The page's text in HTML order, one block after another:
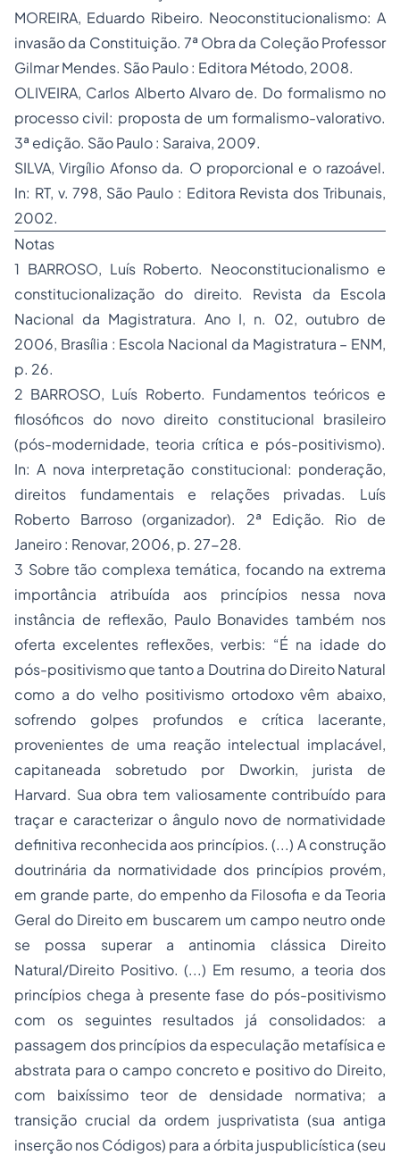
MOREIRA, Eduardo Ribeiro. Neoconstitucionalismo: A
invasão da Constituição. 7ª Obra da Coleção Professor
Gilmar Mendes. São Paulo : Editora Método, 2008.
OLIVEIRA, Carlos Alberto Alvaro de. Do formalismo no
processo civil: proposta de um formalismo-valorativo.
3ª edição. São Paulo : Saraiva, 2009.
SILVA, Virgílio Afonso da. O proporcional e o razoável.
In: RT, v. 798, São Paulo : Editora Revista dos Tribunais,
2002.
Notas
1 BARROSO, Luís Roberto. Neoconstitucionalismo e
constitucionalização do direito. Revista da Escola
Nacional da Magistratura. Ano I, n. 02, outubro de
2006, Brasília : Escola Nacional da Magistratura – ENM,
p. 26.
2 BARROSO, Luís Roberto. Fundamentos teóricos e
filosóficos do novo direito constitucional brasileiro
(pós-modernidade, teoria crítica e pós-positivismo).
In: A nova interpretação constitucional: ponderação,
direitos fundamentais e relações privadas. Luís
Roberto Barroso (organizador). 2ª Edição. Rio de
Janeiro : Renovar, 2006, p. 27-28.
3 Sobre tão complexa temática, focando na extrema
importância atribuída aos princípios nessa nova
instância de reflexão, Paulo Bonavides também nos
oferta excelentes reflexões, verbis: “É na idade do
pós-positivismoque tanto a Doutrina do Direito Natural
como a do velho positivismo ortodoxo vêm abaixo,
sofrendo golpes profundos e crítica lacerante,
provenientes de uma reação intelectual implacável,
capitaneada sobretudo por Dworkin, jurista de
Harvard. Sua obra tem valiosamente contribuído para
traçar e caracterizar o ângulo novo de normatividade
definitiva reconhecida aos princípios. (...) A construção
doutrinária da normatividade dos princípios provém,
em grande parte, do empenho da Filosofia e da Teoria
Geral do Direito em buscarem um campo neutro onde
se possa superar a antinomia clássica Direito
Natural/Direito Positivo. (...) Em resumo, a teoria dos
princípios chega à presente fase do pós-positivismo
com os seguintes resultados já consolidados: a
passagem dos princípios da especulação metafísica e
abstrata para o campo concreto e positivo do Direito,
com baixíssimo teor de densidade normativa; a
transição crucial da ordem jusprivatista (sua antiga
inserção nos Códigos) para a órbita juspublicística (seu